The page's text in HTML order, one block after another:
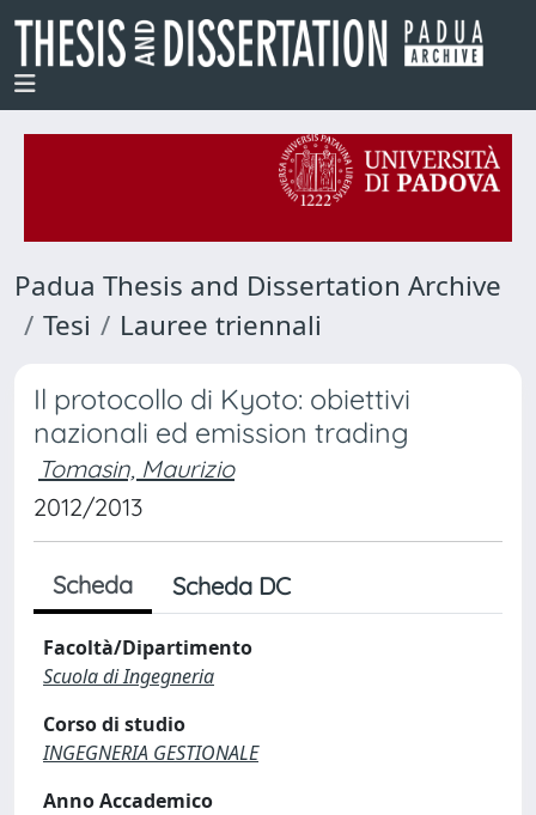
Padua Thesis and Dissertation Archive
Tesi
Lauree triennali
Il protocollo di Kyoto: obiettivi
nazionali ed emission trading
Tomasin, Maurizio
2012/2013
Scheda Scheda DC
Facoltà/Dipartimento
Scuola di Ingegneria
Corso di studio
INGEGNERIA GESTIONALE
Anno Accademico